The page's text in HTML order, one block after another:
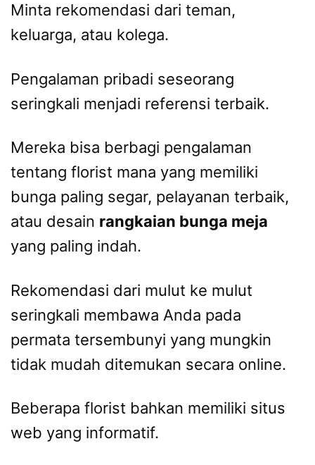
Minta rekomendasi dari teman,
keluarga, atau kolega.
Pengalaman pribadi seseorang
seringkali menjadi referensi terbaik.
Mereka bisa berbagi pengalaman
tentang florist mana yang memiliki
bunga paling segar, pelayanan terbaik,
atau desain rangkaian bunga meja
yang paling indah.
Rekomendasi dari mulut ke mulut
seringkali membawa Anda pada
permata tersembunyi yang mungkin
tidak mudah ditemukan secara online.
Beberapa florist bahkan memiliki situs
web yang informatif.